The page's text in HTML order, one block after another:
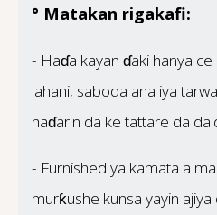
° Matakan rigakafi:
- Haɗa kayan ɗaki hanya
lahani, saboda ana iya
haɗarin da ke tattare da
- Furnished ya kamata a
murƙushe kunsa yayin